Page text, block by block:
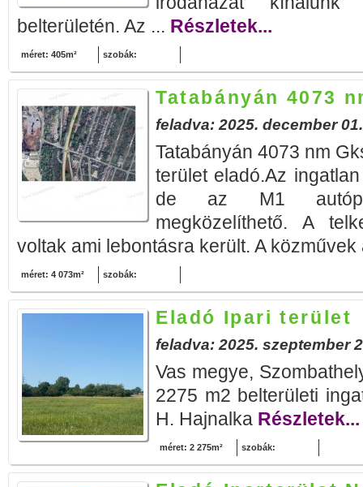
belterületén. Az ... Részletek...
méret: 405m² szobák:
Tatabányán 4073
feladva: 2025. december 01.
Tatabányán 4073 nm
terület eladó.Az
de az M1
megközelíthető. A
voltak ami lebontásra került. A
méret: 4 073m² szobák:
Eladó Ipari terület
feladva: 2025. szeptember
Vas megye,
2275 m2 belterületi
H. Hajnalka Részletek...
méret: 2 275m² szobák: